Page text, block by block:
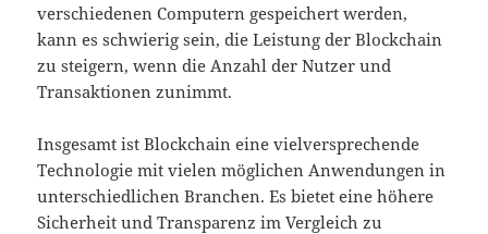
verschiedenen Computern gespeichert werden,
kann es schwierig sein, die Leistung der Blockchain
zu steigern, wenn die Anzahl der Nutzer und
Transaktionen zunimmt.
Insgesamt ist Blockchain eine vielversprechende
Technologie mit vielen möglichen Anwendungen in
unterschiedlichen Branchen. Es bietet eine höhere
Sicherheit und Transparenz im Vergleich zu